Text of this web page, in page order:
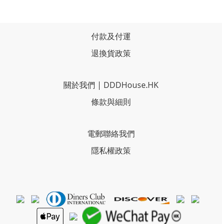
付款及付運
退換貨政策
關於我們 | DDDHouse.HK
條款與細則
電郵聯絡我們
隱私權政策